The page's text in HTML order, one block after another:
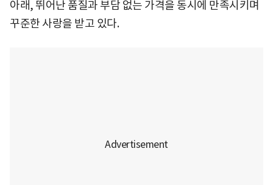
아래, 뛰어난 품질과 부담 없는 가격을 동시에 만족시키며
꾸준한 사랑을 받고 있다.